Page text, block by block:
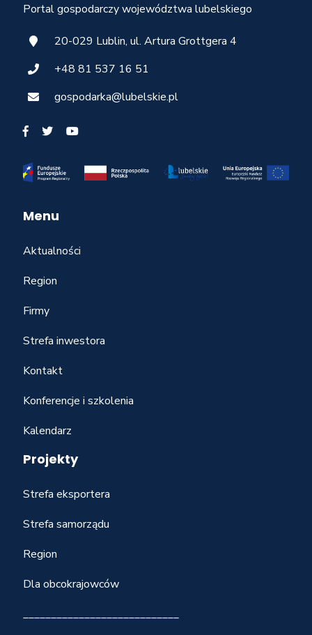
Portal gospodarczy województwa lubelskiego
20-029 Lublin, ul. Artura Grottgera 4
+48 81 537 16 51
gospodarka@lubelskie.pl
Menu
Aktualności
Region
Firmy
Strefa inwestora
Kontakt
Konferencje i szkolenia
Kalendarz
Projekty
Strefa eksportera
Strefa samorządu
Region
Dla obcokrajowców
____________________________